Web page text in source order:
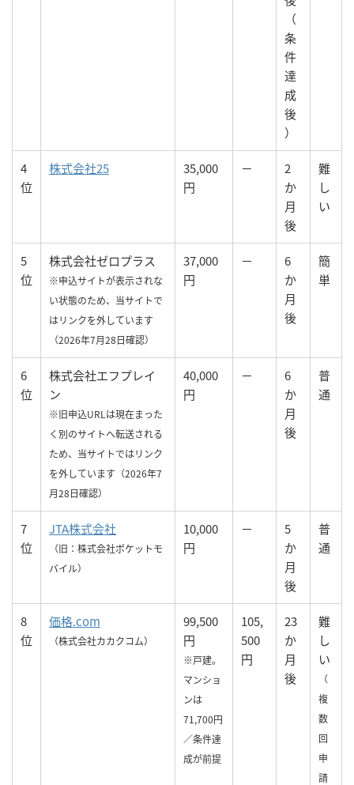
（
条
件
達
成
後
）
4
位
株式会社25
35,000
円
－
2
か
月
後
難
し
い
5
位
株式会社ゼロプラス
※申込サイトが表示されな
い状態のため、当サイトで
はリンクを外しています
（2026年7月28日確認）
37,000
円
－
6
か
月
後
簡
単
6
位
株式会社エフプレイ
ン
※旧申込URLは現在まった
く別のサイトへ転送される
ため、当サイトではリンク
を外しています（2026年7
月28日確認）
40,000
円
－
6
か
月
後
普
通
7
位
JTA株式会社
（旧：株式会社ポケットモ
バイル）
10,000
円
－
5
か
月
後
普
通
8
位
価格.com
（株式会社カカクコム）
99,500
円
※戸建。
マンショ
ンは
71,700円
／条件達
成が前提
105,
500
円
23
か
月
後
難
し
い
（
複
数
回
申
請